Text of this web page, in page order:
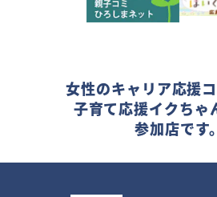
女性のキャリア応援コ
子育て応援イクちゃ
参加店です。